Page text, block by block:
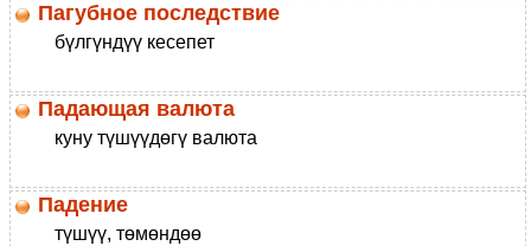
Пагубное последствие
бүлгүндүү кесепет
Падающая валюта
куну түшүүдөгү валюта
Падение
түшүү, төмөндөө